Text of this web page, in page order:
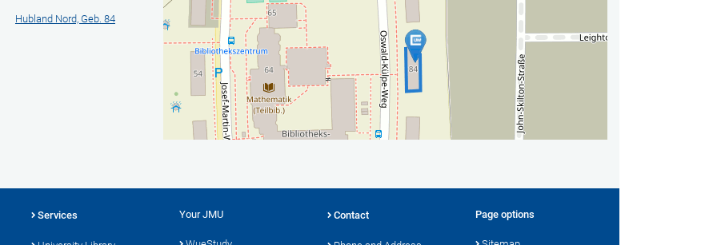
Hubland Nord, Geb. 84
Services Your JMU Contact Page options